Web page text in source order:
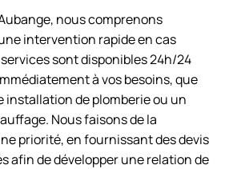
nous comprenons
intervention rapide en cas
sont disponibles 24h/24
à vos besoins, que
installation de plomberie ou un
Nous faisons de la
priorité, en fournissant des devis
afin de développer une relation de